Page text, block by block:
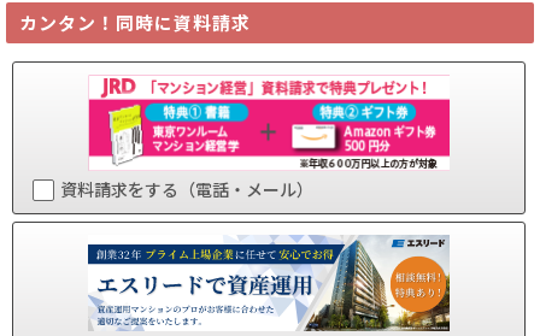
カンタン！同時に資料請求
資料請求をする（電話・メール）